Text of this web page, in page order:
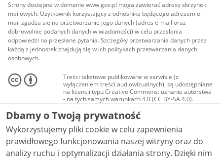
Strony dostępne w domenie www.gov.pl mogą zawierać adresy skrzynek
mailowych. Użytkownik korzystający z odnośnika będącego adresem e-
mail zgadza się na przetwarzanie jego danych (adres e-mail oraz
dobrowolnie podanych danych w wiadomości) w celu przesłania
odpowiedzi na przesłane pytania. Szczegóły przetwarzania danych przez
każdą z jednostek znajdują się w ich politykach przetwarzania danych
osobowych.
Treści tekstowe publikowane w serwisie (z
wyłączeniem treści audiowizualnych), są udostępniane
na licencji typu Creative Commons: uznanie autorstwa
- na tych samych warunkach 4.0 (CC BY-SA 4.0).
Materiały audiowizualne, w tym zdjęcia, materiały
audio i wideo, są udostępniane na licencji typu
Creative Commons: uznanie autorstwa użycie
niekomercyjne - bez utworów zależnych 4.0 (CC BY-
NC-ND 4.0), o ile nie jest to stwierdzone inaczej.
Dbamy o Twoją prywatność
Wykorzystujemy pliki cookie w celu zapewnienia
prawidłowego funkcjonowania naszej witryny oraz do
analizy ruchu i optymalizacji działania strony. Dzięki nim